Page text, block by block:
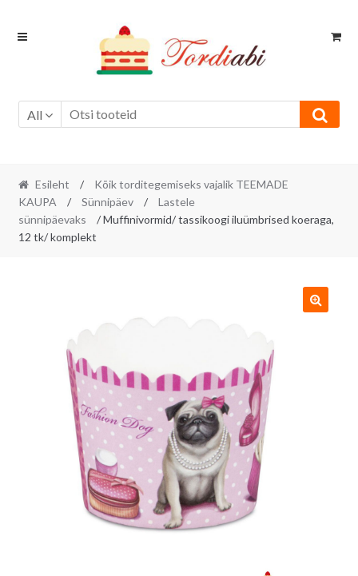
Skip
Skip
All
Esileht /
Kõik torditegemiseks vajalik TEEMADE
KAUPA
/ Sünnipäev /
Lastele
sünnipäevaks
/ Muffinivormid/ tassikoogi iluümbrised koeraga,
12 tk/ komplekt